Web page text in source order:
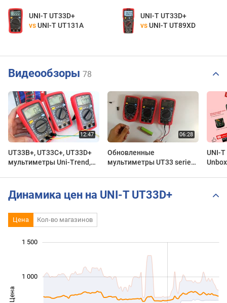
UNI-T UT33D+
vs UNI-T UT131A
UNI-T UT33D+
vs UNI-T UT89XD
Видеообзоры 78
UT33B+, UT33C+, UT33D+
мультиметры Uni-Trend,
измерений
Обновленные
мультиметры UT33 series
UNI-
Динамика цен на UNI-T UT33D+
Цена Кол-во магазинов
Цена
1 500
1 000